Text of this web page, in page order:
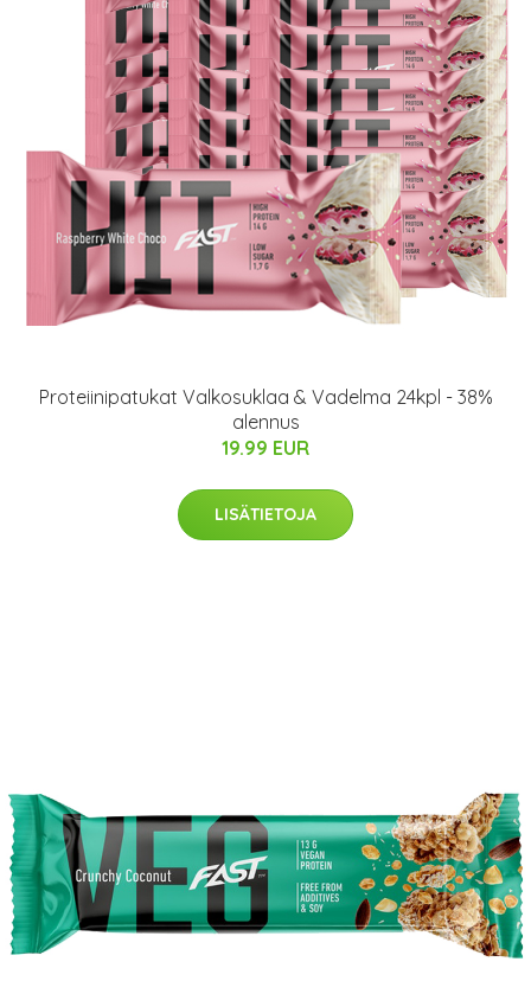
Proteiinipatukat Valkosuklaa & Vadelma 24kpl - 38%
alennus
19.99 EUR
LISÄTIETOJA